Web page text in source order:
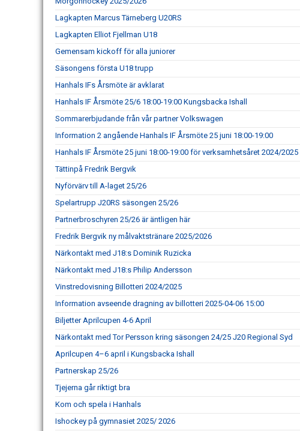
Lagkapten Marcus Tärneberg U20RS
Lagkapten Elliot Fjellman U18
Gemensam kickoff för alla juniorer
Säsongens första U18 trupp
Hanhals IFs Årsmöte är avklarat
Hanhals IF Årsmöte 25/6 18:00-19:00 Kungsbacka Ishall
Sommarerbjudande från vår partner Volkswagen
Information 2 angående Hanhals IF Årsmöte 25 juni 18:00-19:00
Hanhals IF Årsmöte 25 juni 18:00-19:00 för verksamhetsåret 2024/2025
Tättinpå Fredrik Bergvik
Nyförvärv till A-laget 25/26
Spelartrupp J20RS säsongen 25/26
Partnerbroschyren 25/26 är äntligen här
Fredrik Bergvik ny målvaktstränare 2025/2026
Närkontakt med J18:s Dominik Ruzicka
Närkontakt med J18:s Philip Andersson
Vinstredovisning Billotteri 2024/2025
Information avseende dragning av billotteri 2025-04-06 15:00
Biljetter Aprilcupen 4-6 April
Närkontakt med Tor Persson kring säsongen 24/25 J20 Regional Syd
Aprilcupen 4–6 april i Kungsbacka Ishall
Partnerskap 25/26
Tjejerna går riktigt bra
Kom och spela i Hanhals
Ishockey på gymnasiet 2025/ 2026